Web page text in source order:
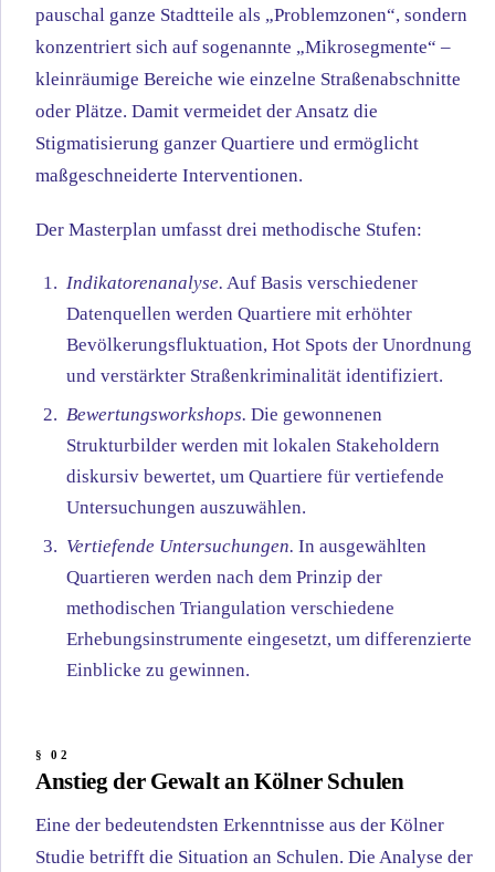
pauschal ganze Stadtteile als „Problemzonen“, sondern
konzentriert sich auf sogenannte „Mikrosegmente“ –
kleinräumige Bereiche wie einzelne Straßenabschnitte
oder Plätze. Damit vermeidet der Ansatz die
Stigmatisierung ganzer Quartiere und ermöglicht
maßgeschneiderte Interventionen.
Der Masterplan umfasst drei methodische Stufen:
Indikatorenanalyse. Auf Basis verschiedener
Datenquellen werden Quartiere mit erhöhter
Bevölkerungsfluktuation, Hot Spots der Unordnung
und verstärkter Straßenkriminalität identifiziert.
Bewertungsworkshops. Die gewonnenen
Strukturbilder werden mit lokalen Stakeholdern
diskursiv bewertet, um Quartiere für vertiefende
Untersuchungen auszuwählen.
Vertiefende Untersuchungen. In ausgewählten
Quartieren werden nach dem Prinzip der
methodischen Triangulation verschiedene
Erhebungsinstrumente eingesetzt, um differenzierte
Einblicke zu gewinnen.
Anstieg der Gewalt an Kölner Schulen
Eine der bedeutendsten Erkenntnisse aus der Kölner
Studie betrifft die Situation an Schulen. Die Analyse der